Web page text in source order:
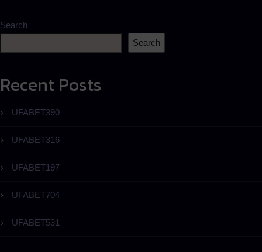
Search
Search
Recent Posts
UFABET390
UFABET316
UFABET197
UFABET704
UFABET531